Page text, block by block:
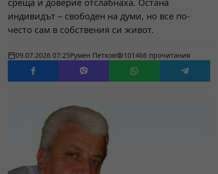
среща и доверие отслабнаха. Остана
индивидът – свободен на думи, но все по-
често сам в собствения си живот.
09.07.2026 07:25Румен Петков 101466 прочитания